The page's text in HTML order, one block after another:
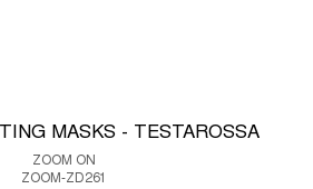
MASKS - TESTAROSSA
ZOOM ON
ZOOM-ZD261